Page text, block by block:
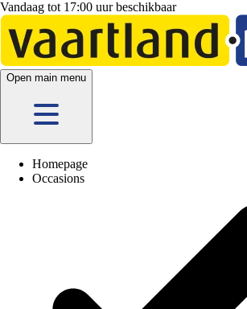
5 vestigingen
Vandaag tot 17:00 uur beschikbaar
Open main menu
Homepage
Occasions